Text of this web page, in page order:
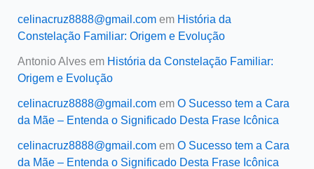
celinacruz8888@gmail.comem História da
Constelação Familiar: Origem e Evolução
Antonio Alvesem História da Constelação Familiar:
Origem e Evolução
celinacruz8888@gmail.comem O Sucesso tem a Cara
da Mãe – Entenda o Significado Desta Frase Icônica
celinacruz8888@gmail.comem O Sucesso tem a Cara
da Mãe – Entenda o Significado Desta Frase Icônica